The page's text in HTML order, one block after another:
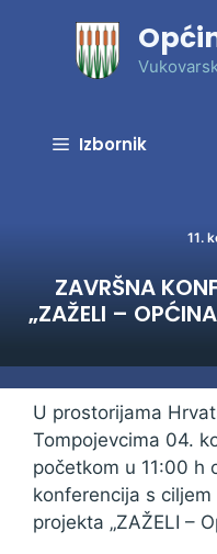
Izbornik
11.
ZAVRŠNA
„ZAŽELI –
U prostorijama
Tompojevcima 04.
početkom u 11:00 h
konferencija s
projekta „ZAŽELI –